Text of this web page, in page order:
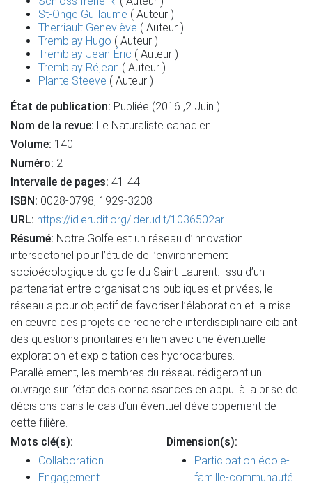
St-Onge Guillaume ( Auteur )
Therriault Geneviève ( Auteur )
Tremblay Hugo ( Auteur )
Tremblay Jean-Éric ( Auteur )
Tremblay Réjean ( Auteur )
Plante Steeve ( Auteur )
État de publication: Publiée (2016 ,2 Juin )
Nom de la revue: Le Naturaliste canadien
Volume: 140
Numéro: 2
Intervalle de pages: 41-44
ISBN: 0028-0798, 1929-3208
URL: https://id.erudit.org/iderudit/1036502ar
Résumé: Notre Golfe est un réseau d’innovation
intersectoriel pour l’étude de l’environnement
socioécologique du golfe du Saint-Laurent. Issu d’un
partenariat entre organisations publiques et privées, le
réseau a pour objectif de favoriser l’élaboration et la mise
en œuvre des projets de recherche interdisciplinaire ciblant
des questions prioritaires en lien avec une éventuelle
exploration et exploitation des hydrocarbures.
Parallèlement, les membres du réseau rédigeront un
ouvrage sur l’état des connaissances en appui à la prise de
décisions dans le cas d’un éventuel développement de
cette filière.
Mots clé(s):
Collaboration
Engagement
Dimension(s):
Participation école-
famille-communauté